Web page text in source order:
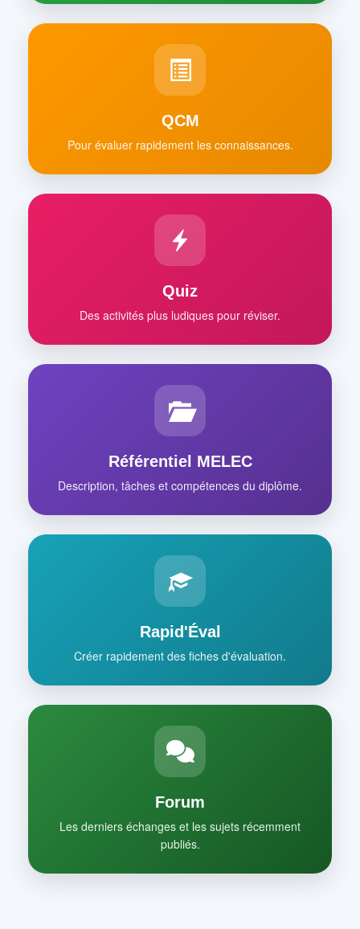
QCM
Pour évaluer rapidement les connaissances.
Quiz
Des activités plus ludiques pour réviser.
Référentiel MELEC
Description, tâches et compétences du diplôme.
Rapid'Éval
Créer rapidement des fiches d'évaluation.
Forum
Les derniers échanges et les sujets récemment
publiés.